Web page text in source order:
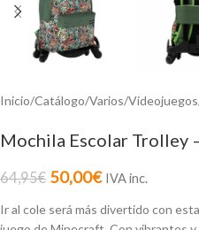
Inicio/Catálogo/Varios/Videojuegos
Mochila Escolar Trolley
64,95€ 50,00€ IVA inc.
Ir al cole será más divertido con